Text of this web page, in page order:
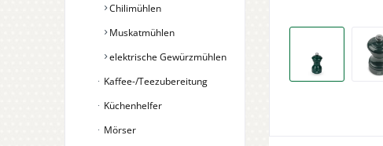
Chilimühlen
Muskatmühlen
elektrische Gewürzmühlen
Kaffee-/Teezubereitung
Küchenhelfer
Mörser